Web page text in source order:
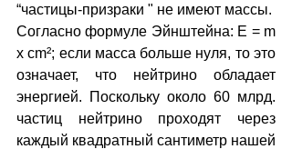
“частицы-призраки " не имеют массы.
Согласно формуле Эйнштейна: E = m
x cm²; если масса больше нуля, то это
означает, что нейтрино обладает
энергией. Поскольку около 60 млрд.
частиц нейтрино проходят через
каждый квадратный сантиметр нашей